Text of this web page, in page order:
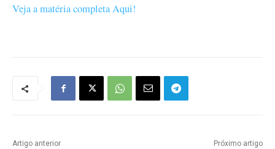
Veja a matéria completa Aqui!
Artigo anterior Próximo artigo